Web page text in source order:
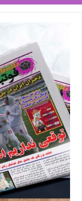
◾️
footballs.women@
تیم ملی فوتبال